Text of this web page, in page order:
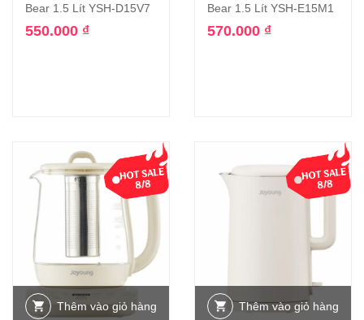
Bear 1.5 Lít YSH-D15V7
550.000 ₫
Bear 1.5 Lít YSH-E15M1
570.000 ₫
Thêm vào giỏ hàng Thêm vào giỏ hàng